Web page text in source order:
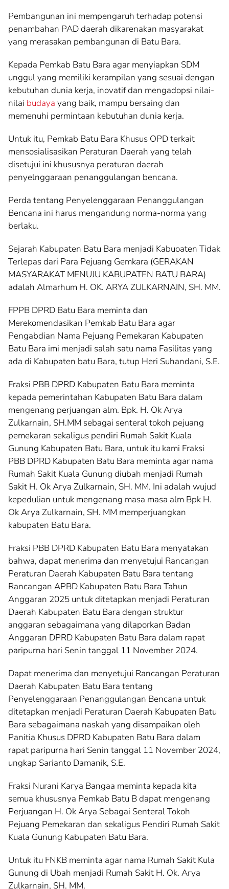
Pembangunan ini mempengaruh terhadap potensi
penambahan PAD daerah dikarenakan masyarakat
yang merasakan pembangunan di Batu Bara.
Kepada Pemkab Batu Bara agar menyiapkan SDM
unggul yang memiliki kerampilan yang sesuai dengan
kebutuhan dunia kerja, inovatif dan mengadopsi nilai-
nilai budaya yang baik, mampu bersaing dan
memenuhi permintaan kebutuhan dunia kerja.
Untuk itu, Pemkab Batu Bara Khusus OPD terkait
mensosialisasikan Peraturan Daerah yang telah
disetujui ini khususnya peraturan daerah
penyelnggaraan penanggulangan bencana.
Perda tentang Penyelenggaraan Penanggulangan
Bencana ini harus mengandung norma-norma yang
berlaku.
Sejarah Kabupaten Batu Bara menjadi Kabuoaten Tidak
Terlepas dari Para Pejuang Gemkara (GERAKAN
MASYARAKAT MENUJU KABUPATEN BATU BARA)
adalah Almarhum H. OK. ARYA ZULKARNAIN, SH. MM.
FPPB DPRD Batu Bara meminta dan
Merekomendasikan Pemkab Batu Bara agar
Pengabdian Nama Pejuang Pemekaran Kabupaten
Batu Bara imi menjadi salah satu nama Fasilitas yang
ada di Kabupaten batu Bara, tutup Heri Suhandani, S.E.
Fraksi PBB DPRD Kabupaten Batu Bara meminta
kepada pemerintahan Kabupaten Batu Bara dalam
mengenang perjuangan alm. Bpk. H. Ok Arya
Zulkarnain, SH.MM sebagai senteral tokoh pejuang
pemekaran sekaligus pendiri Rumah Sakit Kuala
Gunung Kabupaten Batu Bara, untuk itu kami Fraksi
PBB DPRD Kabupaten Batu Bara meminta agar nama
Rumah Sakit Kuala Gunung diubah menjadi Rumah
Sakit H. Ok Arya Zulkarnain, SH. MM. Ini adalah wujud
kepedulian untuk mengenang masa masa alm Bpk H.
Ok Arya Zulkarnain, SH. MM memperjuangkan
kabupaten Batu Bara.
Fraksi PBB DPRD Kabupaten Batu Bara menyatakan
bahwa, dapat menerima dan menyetujui Rancangan
Peraturan Daerah Kabupaten Batu Bara tentang
Rancangan APBD Kabupaten Batu Bara Tahun
Anggaran 2025 untuk ditetapkan menjadi Peraturan
Daerah Kabupaten Batu Bara dengan struktur
anggaran sebagaimana yang dilaporkan Badan
Anggaran DPRD Kabupaten Batu Bara dalam rapat
paripurna hari Senin tanggal 11 November 2024.
Dapat menerima dan menyetujui Rancangan Peraturan
Daerah Kabupaten Batu Bara tentang
Penyelenggaraan Penanggulangan Bencana untuk
ditetapkan menjadi Peraturan Daerah Kabupaten Batu
Bara sebagaimana naskah yang disampaikan oleh
Panitia Khusus DPRD Kabupaten Batu Bara dalam
rapat paripurna hari Senin tanggal 11 November 2024,
ungkap Sarianto Damanik, S.E.
Fraksi Nurani Karya Bangaa meminta kepada kita
semua khususnya Pemkab Batu B dapat mengenang
Perjuangan H. Ok Arya Sebagai Senteral Tokoh
Pejuang Pemekaran dan sekaligus Pendiri Rumah Sakit
Kuala Gunung Kabupaten Batu Bara.
Untuk itu FNKB meminta agar nama Rumah Sakit Kula
Gunung di Ubah menjadi Rumah Sakit H. Ok. Arya
Zulkarnain, SH. MM.